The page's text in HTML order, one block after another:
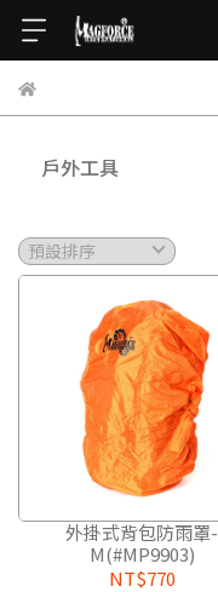
戶外工具
外掛式背包防雨罩-
M(#MP9903)
NT$770